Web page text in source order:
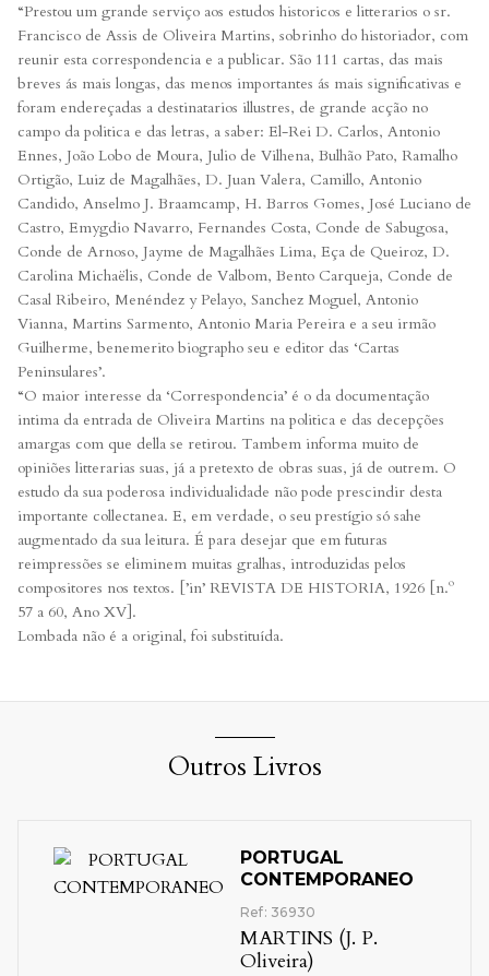
“Prestou um grande serviço aos estudos historicos e litterarios o sr.
Francisco de Assis de Oliveira Martins, sobrinho do historiador, com
reunir esta correspondencia e a publicar. São 111 cartas, das mais
breves ás mais longas, das menos importantes ás mais significativas e
foram endereçadas a destinatarios illustres, de grande acção no
campo da politica e das letras, a saber: El-Rei D. Carlos, Antonio
Ennes, João Lobo de Moura, Julio de Vilhena, Bulhão Pato, Ramalho
Ortigão, Luiz de Magalhães, D. Juan Valera, Camillo, Antonio
Candido, Anselmo J. Braamcamp, H. Barros Gomes, José Luciano de
Castro, Emygdio Navarro, Fernandes Costa, Conde de Sabugosa,
Conde de Arnoso, Jayme de Magalhães Lima, Eça de Queiroz, D.
Carolina Michaëlis, Conde de Valbom, Bento Carqueja, Conde de
Casal Ribeiro, Menéndez y Pelayo, Sanchez Moguel, Antonio
Vianna, Martins Sarmento, Antonio Maria Pereira e a seu irmão
Guilherme, benemerito biographo seu e editor das ‘Cartas
Peninsulares’.
“O maior interesse da ‘Correspondencia’ é o da documentação
intima da entrada de Oliveira Martins na politica e das decepções
amargas com que della se retirou. Tambem informa muito de
opiniões litterarias suas, já a pretexto de obras suas, já de outrem. O
estudo da sua poderosa individualidade não pode prescindir desta
importante collectanea. E, em verdade, o seu prestígio só sahe
augmentado da sua leitura. É para desejar que em futuras
reimpressões se eliminem muitas gralhas, introduzidas pelos
compositores nos textos. [’in’ REVISTA DE HISTORIA, 1926 [n.º
57 a 60, Ano XV].
Lombada não é a original, foi substituída.
Outros Livros
PORTUGAL
CONTEMPORANEO
Ref: 36930
MARTINS (J. P.
Oliveira)